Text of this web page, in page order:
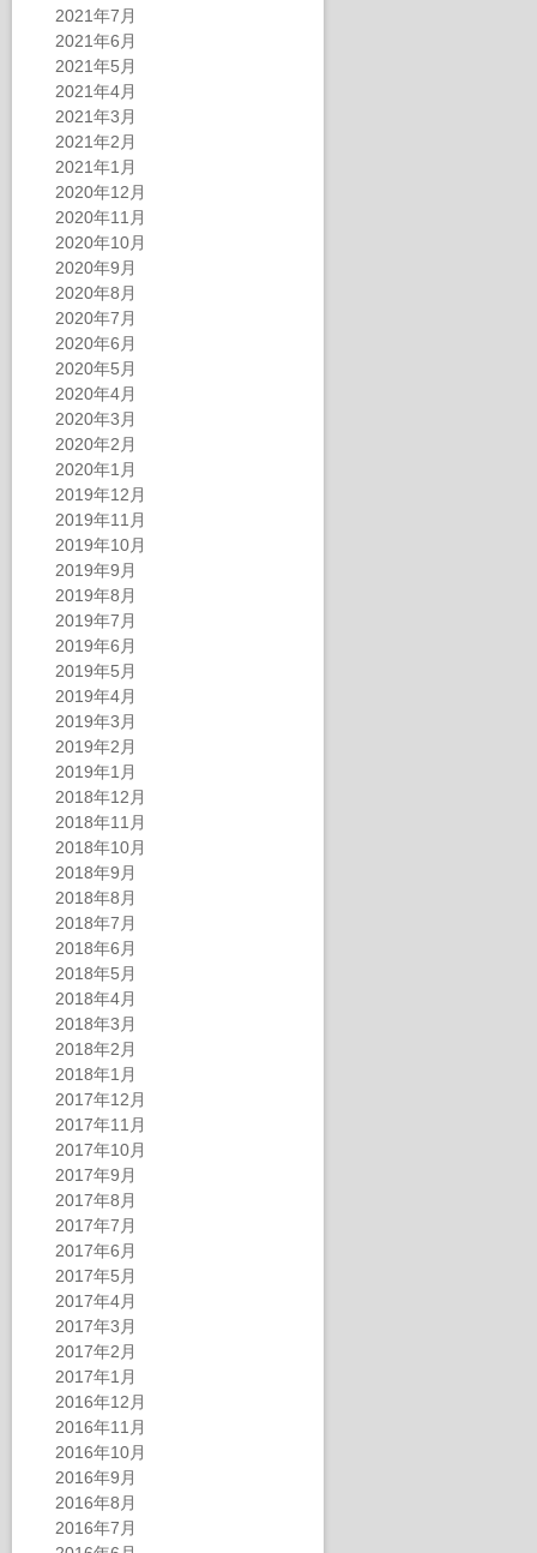
2021年7月
2021年6月
2021年5月
2021年4月
2021年3月
2021年2月
2021年1月
2020年12月
2020年11月
2020年10月
2020年9月
2020年8月
2020年7月
2020年6月
2020年5月
2020年4月
2020年3月
2020年2月
2020年1月
2019年12月
2019年11月
2019年10月
2019年9月
2019年8月
2019年7月
2019年6月
2019年5月
2019年4月
2019年3月
2019年2月
2019年1月
2018年12月
2018年11月
2018年10月
2018年9月
2018年8月
2018年7月
2018年6月
2018年5月
2018年4月
2018年3月
2018年2月
2018年1月
2017年12月
2017年11月
2017年10月
2017年9月
2017年8月
2017年7月
2017年6月
2017年5月
2017年4月
2017年3月
2017年2月
2017年1月
2016年12月
2016年11月
2016年10月
2016年9月
2016年8月
2016年7月